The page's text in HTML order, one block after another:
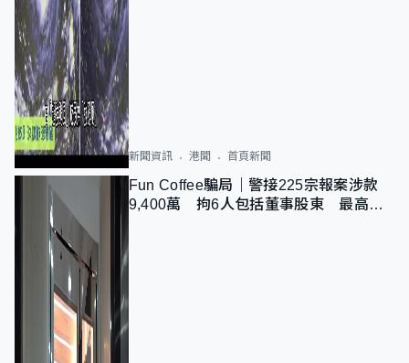
新聞資訊 港聞 首頁新聞
Fun Coffee騙局｜警接225宗報案涉款
9,400萬 拘6人包括董事股東 最高金